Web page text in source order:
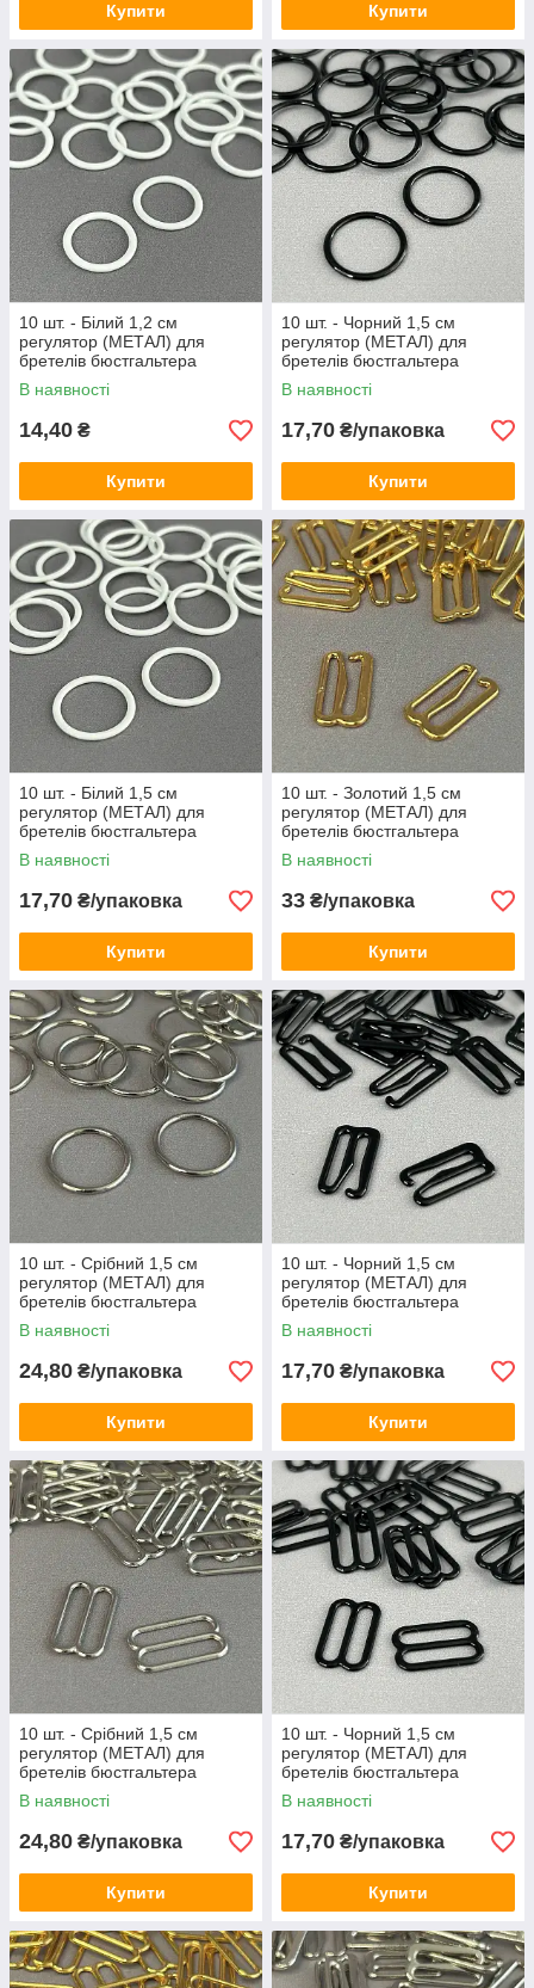
Купити Купити
10 шт. - Білий 1,2 см
регулятор (МЕТАЛ) для
бретелів бюстгальтера
(кільце)
В наявності
14,40 ₴
Купити
10 шт. - Чорний 1,5 см
регулятор (МЕТАЛ) для
бретелів бюстгальтера
(кільце)
В наявності
17,70 ₴/упаковка
Купити
10 шт. - Білий 1,5 см
регулятор (МЕТАЛ) для
бретелів бюстгальтера
(кільце)
В наявності
17,70 ₴/упаковка
Купити
10 шт. - Золотий 1,5 см
регулятор (МЕТАЛ) для
бретелів бюстгальтера
(застібка)
В наявності
33 ₴/упаковка
Купити
10 шт. - Срібний 1,5 см
регулятор (МЕТАЛ) для
бретелів бюстгальтера
(кільце)
В наявності
24,80 ₴/упаковка
Купити
10 шт. - Чорний 1,5 см
регулятор (МЕТАЛ) для
бретелів бюстгальтера
(застібка)
В наявності
17,70 ₴/упаковка
Купити
10 шт. - Срібний 1,5 см
регулятор (МЕТАЛ) для
бретелів бюстгальтера
(вісімка)
В наявності
24,80 ₴/упаковка
Купити
10 шт. - Чорний 1,5 см
регулятор (МЕТАЛ) для
бретелів бюстгальтера
(вісімка)
В наявності
17,70 ₴/упаковка
Купити